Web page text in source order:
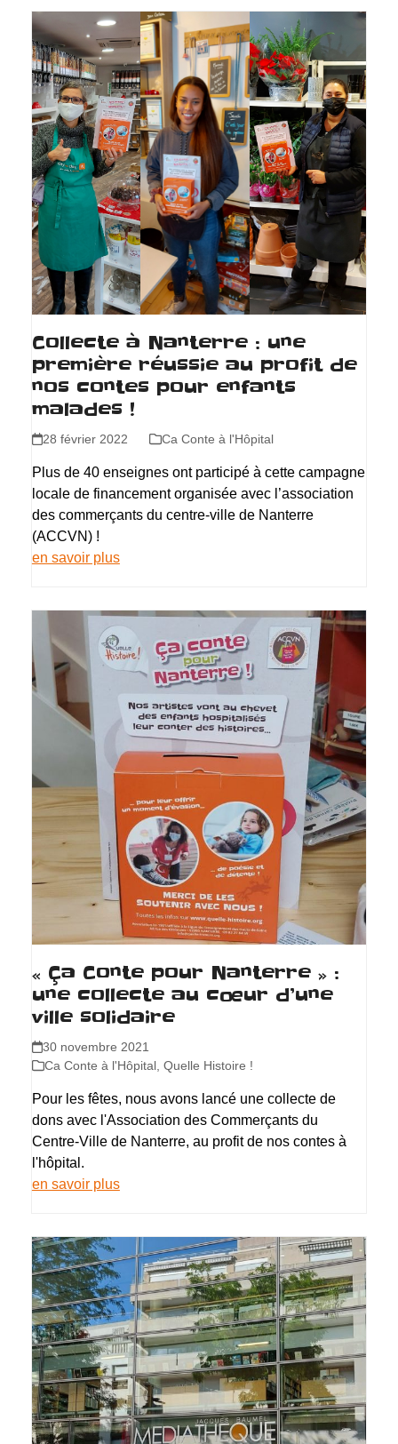
Collecte à Nanterre : une
première réussie au profit de
nos contes pour enfants
malades !
28 février 2022 Ca Conte à l'Hôpital
Plus de 40 enseignes ont participé à cette campagne
locale de financement organisée avec l’association
des commerçants du centre-ville de Nanterre
(ACCVN) !
en savoir plus
« Ça Conte pour Nanterre » :
une collecte au cœur d’une
ville solidaire
30 novembre 2021
Ca Conte à l'Hôpital, Quelle Histoire !
Pour les fêtes, nous avons lancé une collecte de
dons avec l'Association des Commerçants du
Centre-Ville de Nanterre, au profit de nos contes à
l'hôpital.
en savoir plus